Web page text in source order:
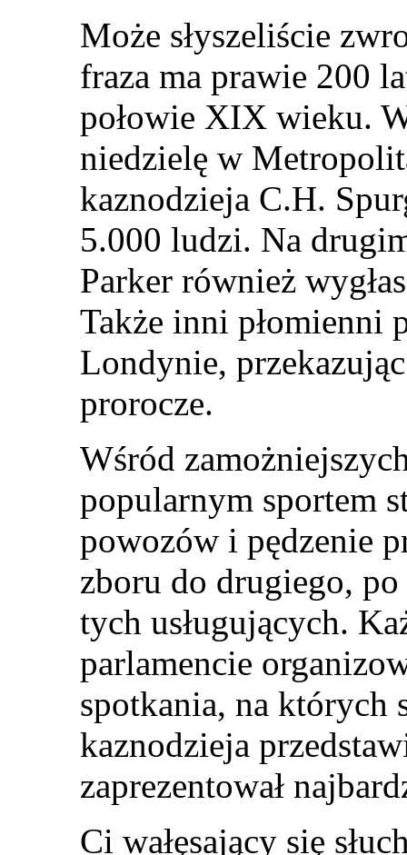
Może słyszeliście
fraza ma prawie 200
połowie XIX wieku.
niedzielę w
kaznodzieja C.H.
5.000 ludzi. Na
Parker również
Także inni płomienni
Londynie,
prorocze.
Wśród
popularnym sportem
powozów i pędzenie
zboru do drugiego,
tych usługujących.
parlamencie
spotkania, na których
kaznodzieja
zaprezentował
Ci wałęsający się